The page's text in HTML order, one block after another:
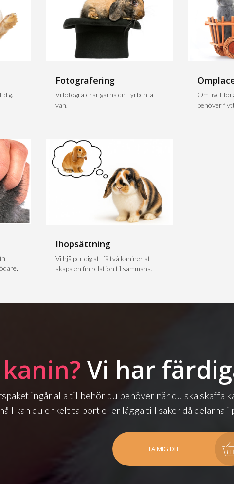
dig.
Fotografering
Vi fotograferar gärna din fyrbenta
vän.
Om livet
behöver
Ihopsättning
Vi hjälper dig att få två kaniner att
skapa en fin relation tillsammans.
Vi har
ingår alla tillbehör du behöver när du ska skaffa
kan du enkelt ta bort eller lägga till saker då delarna
TA MIG DIT